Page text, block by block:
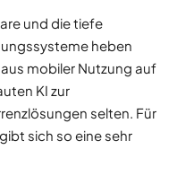
und die tiefe
heben
mobiler Nutzung auf
KI zur
selten. Für
sich so eine sehr